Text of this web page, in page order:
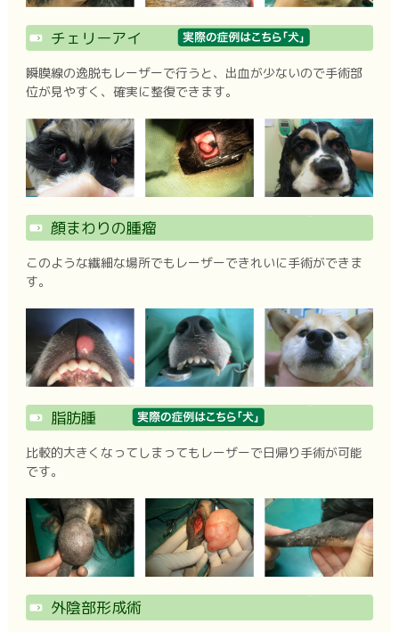
チェリーアイ
瞬膜線の逸脱もレーザーで行うと、出血が少ないので手術部
位が見やすく、確実に整復できます。
顔まわりの腫瘤
このような繊細な場所でもレーザーできれいに手術ができま
す。
脂肪腫
比較的大きくなってしまってもレーザーで日帰り手術が可能
です。
外陰部形成術